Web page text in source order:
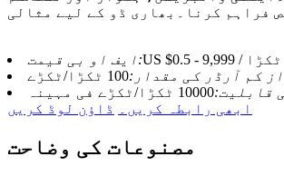
ایف او بی قیمت:
US $0.5 - 9,999 / ٹکڑا
کم آرڈر کی مقدار:100 ٹکڑا/ٹکڑے
قابلیت:10000 ٹکڑا/ٹکڑے فی مہینہ
ابھی رابطہ کریں۔
ڈاؤن لوڈ کریں
مصنوعات کی وضاحت